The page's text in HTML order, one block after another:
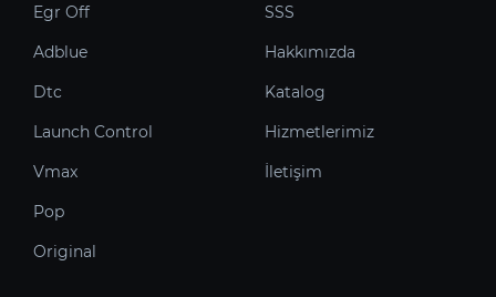
Egr Off
Adblue
Dtc
Launch Control
Vmax
Pop
Original
SSS
Hakkımızda
Katalog
Hizmetlerimiz
İletişim